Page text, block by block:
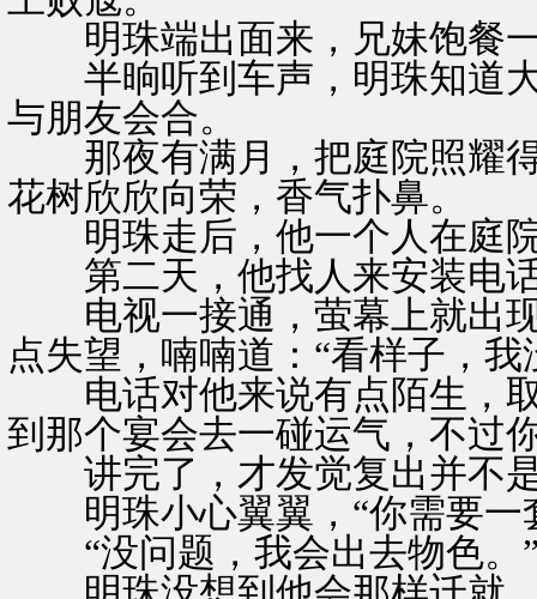
明珠端出面来，兄妹饱餐一
半晌听到车声，明珠知道大
与朋友会合。
那夜有满月，把庭院照耀得
花树欣欣向荣，香气扑鼻。
明珠走后，他一个人在庭
第二天，他找人来安装电
电视一接通，萤幕上就出现
点失望，喃喃道：“看样子，
电话对他来说有点陌生，取
到那个宴会去一碰运气，不过
讲完了，才发觉复出并不
明珠小心翼翼，“你需要一
“没问题，我会出去物色。